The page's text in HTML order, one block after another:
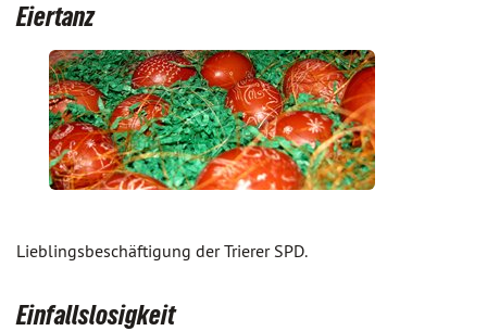
Eiertanz
Lieblingsbeschäftigung der Trierer SPD.
Einfallslosigkeit